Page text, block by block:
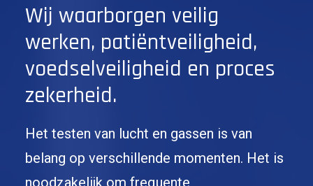
Gassen
Diensten
ENGLISH
Wij waarborgen veilig
werken, patiëntveiligheid,
voedselveiligheid en proces
zekerheid.
Het testen van lucht en gassen is van
belang op verschillende momenten. Het is
noodzakelijk om frequente